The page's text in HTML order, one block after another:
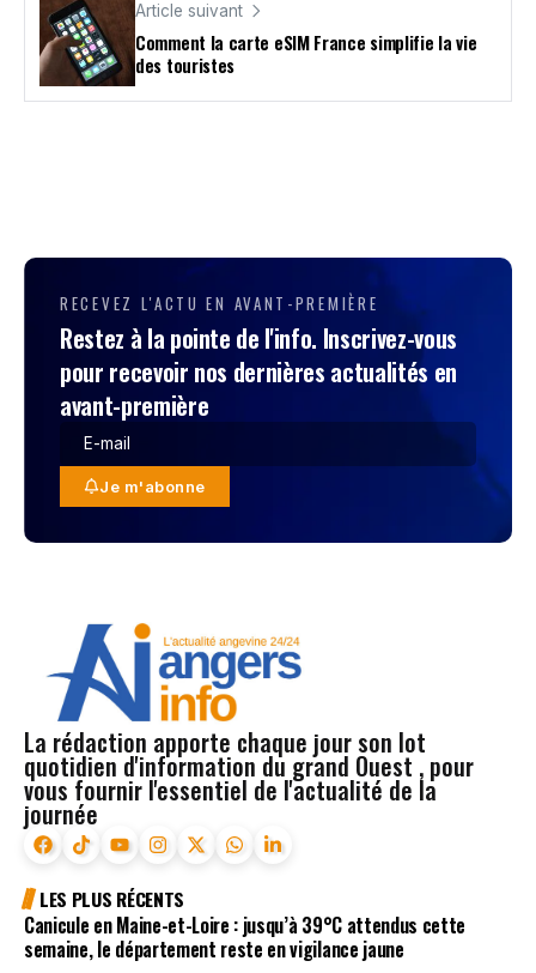
Article suivant
Comment la carte eSIM France simplifie la vie
des touristes
RECEVEZ L'ACTU EN AVANT-PREMIÈRE
Restez à la pointe de l'info. Inscrivez-vous
pour recevoir nos dernières actualités en
avant-première
Je m'abonne
La rédaction apporte chaque jour son lot
quotidien d'information du grand Ouest , pour
vous fournir l'essentiel de l'actualité de la
journée
LES PLUS RÉCENTS
Canicule en Maine-et-Loire : jusqu’à 39°C attendus cette
semaine, le département reste en vigilance jaune